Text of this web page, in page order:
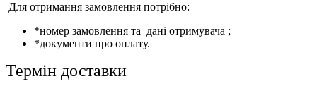
Для отримання замовлення потрібно:
*номер замовлення та дані отримувача ;
*документи про оплату.
Термін доставки